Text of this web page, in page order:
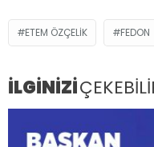
ETEM ÖZÇELİK FEDON
İLGİNİZİ